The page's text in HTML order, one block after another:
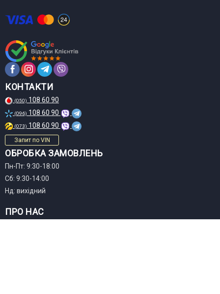
КОНТАКТИ
(050) 108 60 90
(096) 108 60 90
(073) 108 60 90
Запит по VIN
ОБРОБКА ЗАМОВЛЕНЬ
Пн-Пт: 9:30-18:00
Сб: 9:30-14:00
Нд: вихідний
ПРО НАС